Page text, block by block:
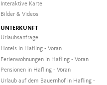
Interaktive Karte
Bilder & Videos
UNTERKUNFT
Urlaubsanfrage
Hotels in Hafling - Vöran
Ferienwohnungen in Hafling - Vöran
Pensionen in Hafling - Vöran
Urlaub auf dem Bauernhof in Hafling -